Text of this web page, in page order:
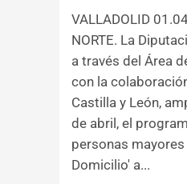
VALLADOLID
NORTE. La
a través del Área
con la
Castilla y León,
de abril, el
personas
Domicilio' a...